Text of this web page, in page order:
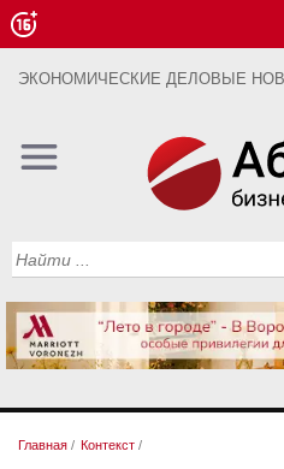
ЭКОНОМИЧЕСКИЕ ДЕЛОВЫЕ
Главная / Контекст /